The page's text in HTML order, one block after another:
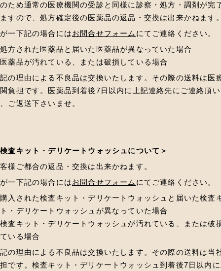
ため通常の医療機関の受診と同様に診察・処方・調剤が完
すので、処方確定後の医薬品の返品・交換は出来かねます。
一下記の場合にはお問合せフォーム にてご連絡ください。
方された医薬品と届いた医薬品が異なっていた場合
薬品が汚れている、または破損している場合
の理由による不良品は交換いたします。その際の送料は医
負担です。医薬品到着後7日以内に上記連絡先にご連絡頂い
ご返送下さいませ。
査キット・デリケートウォッシュについて＞
様ご都合の返品・交換は出来かねます。
一下記の場合にはお問合せフォーム にてご連絡ください。
入された検査キット・デリケートウォッシュと届いた検査
・デリケートウォッシュが異なっていた場合
査キット・デリケートウォッシュが汚れている、または破
いる場合
の理由による不良品は交換いたします。その際の送料は当
です。検査キット・デリケートウォッシュ到着後7日以内に